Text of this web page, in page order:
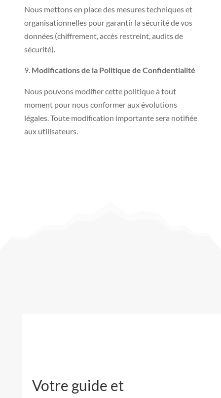
Nous mettons en place des mesures techniques et
organisationnelles pour garantir la sécurité de vos
données (chiffrement, accès restreint, audits de
sécurité).
Modifications de la Politique de Confidentialité
Nous pouvons modifier cette politique à tout
moment pour nous conformer aux évolutions
légales. Toute modification importante sera notifiée
aux utilisateurs.
Votre guide et